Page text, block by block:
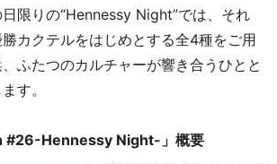
限りの“Hennessy Night”では、それ
カクテルをはじめとする全4種をご用
ふたつのカルチャーが響き合うひとと
す。
#26-Hennessy Night-」概要